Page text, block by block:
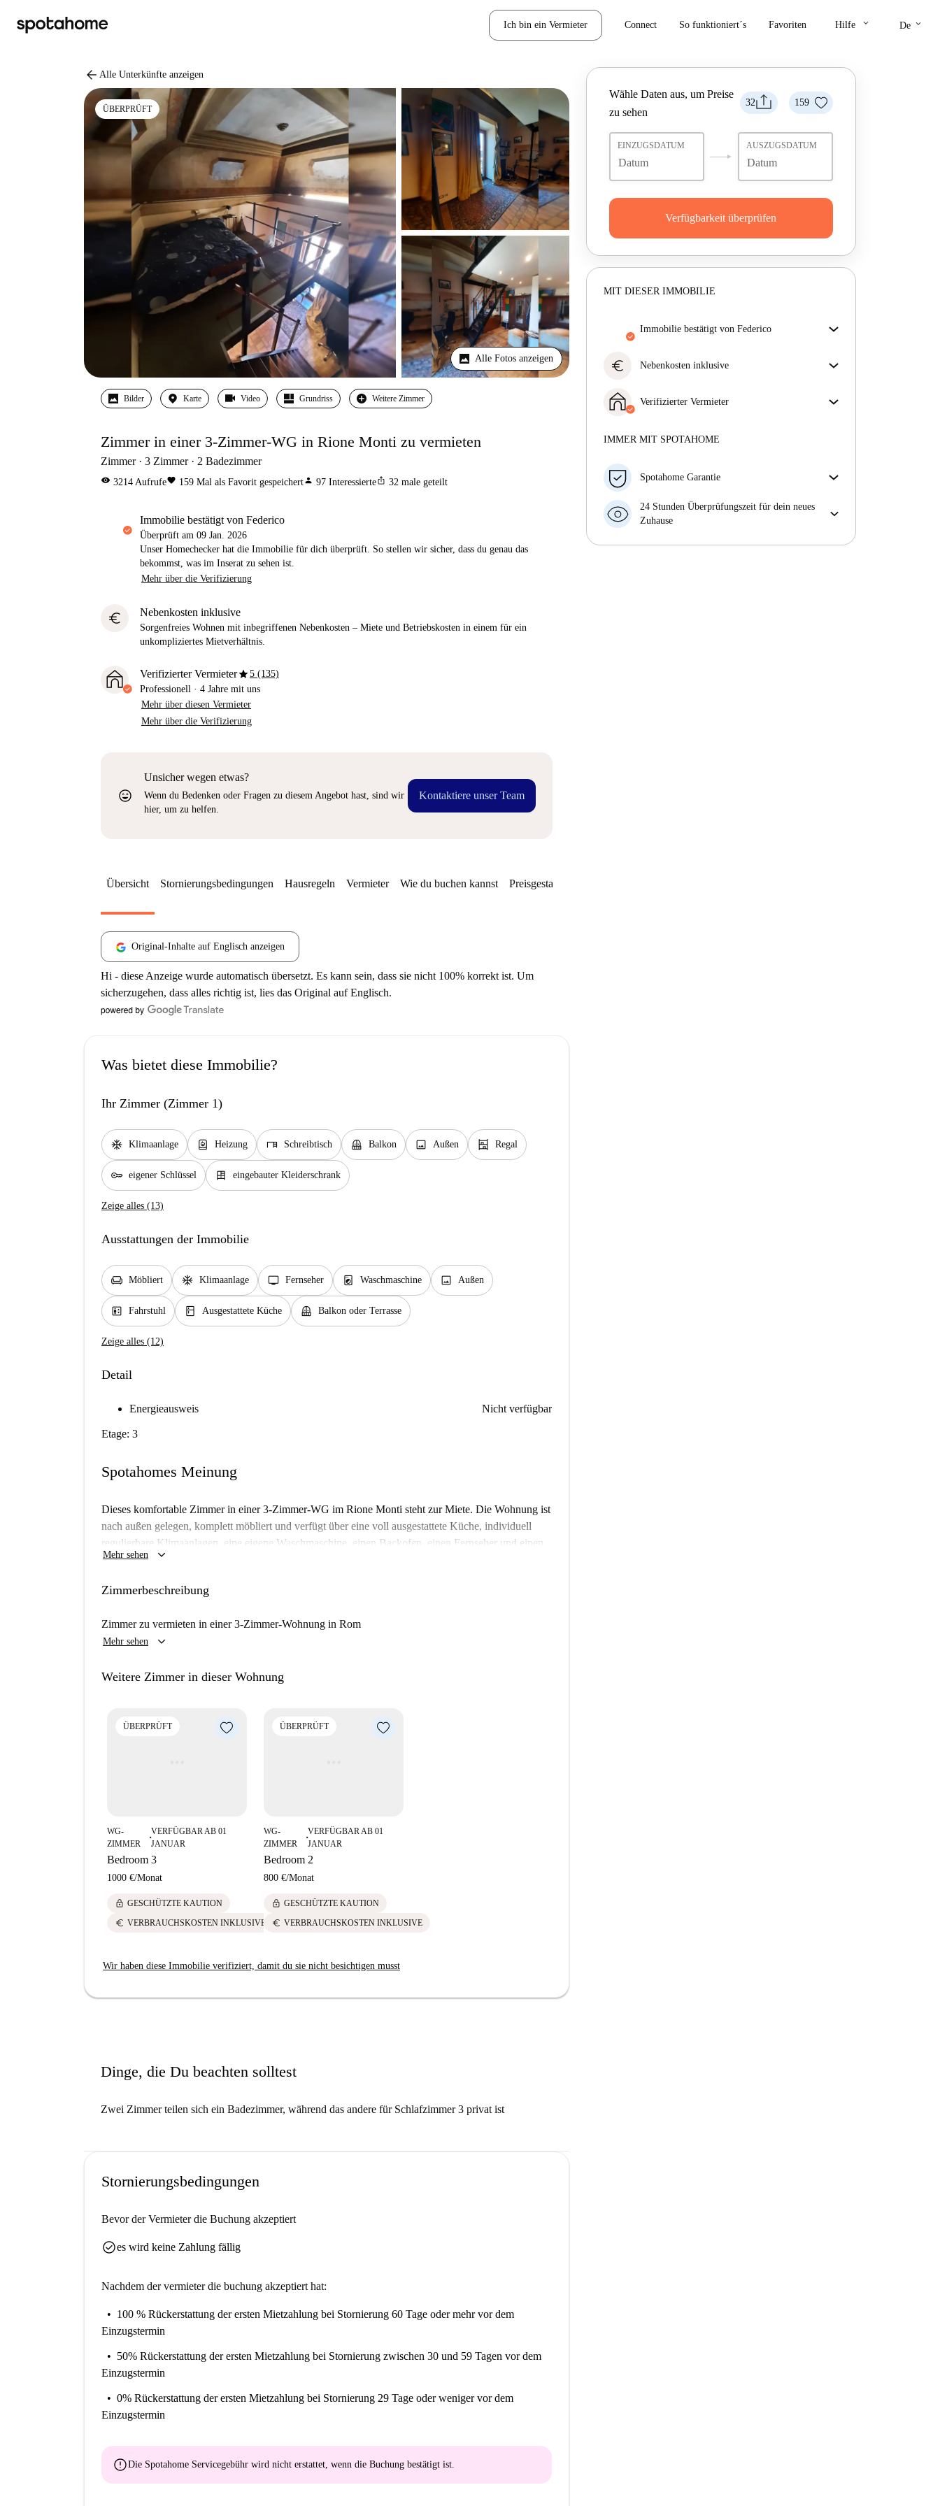
Ich bin ein Vermieter Connect So funktioniert´s Favoriten Hilfe keyboard_arrow_down De keyboard_arrow_down
arrow_back Alle Unterkünfte anzeigen
ÜBERPRÜFT
Alle Fotos anzeigen
Bilder Karte Video Grundriss Weitere Zimmer
Zimmer in einer 3-Zimmer-WG in Rione Monti zu vermieten
Zimmer 3 Zimmer 2 Badezimmer
visibility 3214 Aufrufefavorite 159 Mal als Favorit gespeichertperson 97 Interessierteios_share 32 male geteilt
Immobilie bestätigt von Federico
Überprüft am 09 Jan. 2026
Unser Homechecker hat die Immobilie für dich überprüft. So stellen wir sicher, dass du genau das
bekommst, was im Inserat zu sehen ist.
Mehr über die Verifizierung
euro Nebenkosten inklusive
Sorgenfreies Wohnen mit inbegriffenen Nebenkosten – Miete und Betriebskosten in einem für ein
unkompliziertes Mietverhältnis.
Verifizierter Vermieterstar5 (135)
Professionell · 4 Jahre mit uns
Mehr über diesen Vermieter
Mehr über die Verifizierung
sentiment_very_satisfied
Unsicher wegen etwas?
Wenn du Bedenken oder Fragen zu diesem Angebot hast, sind wir
hier, um zu helfen.
Kontaktiere unser Team
32 159
Wähle Daten aus, um Preise
zu sehen
EINZUGSDATUM AUSZUGSDATUM
Verfügbarkeit überprüfen
MIT DIESER IMMOBILIE
Immobilie bestätigt von Federico
überprüft. So stellen wir sicher, dass du genau das
Mehr über die Verifizierung
euro Nebenkosten inklusive
– Miete und Betriebskosten in einem für ein
unkompliziertes Mietverhältnis.
Verifizierter Vermieter
Mehr über diesen Vermieter
IMMER MIT SPOTAHOME
Spotahome Garantie
Falls der Vermieter deine Buchung kurzfristig
storniert, werden wir dir entweder A) ein Hotel
finden oder B) den gezahlten Betrag vollständig
24 Stunden Überprüfungszeit für dein neues
Zuhause
Übersicht Stornierungsbedingungen Hausregeln Vermieter Wie du buchen kannst Preisgestaltung
Original-Inhalte auf Englisch anzeigen
Hi - diese Anzeige wurde automatisch übersetzt. Es kann sein, dass sie nicht 100% korrekt ist. Um
sicherzugehen, dass alles richtig ist, lies das Original auf Englisch.
Was bietet diese Immobilie?
Ihr Zimmer (Zimmer 1)
ac_unit Klimaanlage water_heater Heizung desk Schreibtisch balcony Balkon image Außen shelves Regal
key eigener Schlüssel dresser eingebauter Kleiderschrank
Zeige alles (13)
Ausstattungen der Immobilie
chair Möbliert ac_unit Klimaanlage tv Fernseher local_laundry_service Waschmaschine image Außen
elevator Fahrstuhl kitchen Ausgestattete Küche balcony Balkon oder Terrasse
Zeige alles (12)
Detail
Energieausweis Nicht verfügbar
Etage: 3
Spotahomes Meinung
Dieses komfortable Zimmer in einer 3-Zimmer-WG im Rione Monti steht zur Miete. Die Wohnung ist
nach außen gelegen, komplett möbliert und verfügt über eine voll ausgestattete Küche, individuell
regulierbare Klimaanlagen, eine eigene Waschmaschine, einen Backofen, einen Fernseher und einen
schönen Balkon. Sie wurde außerdem von Spotahome persönlich geprüft, um Ihnen die Qualität und
Sehenswürdigkeiten. Attraktionen wie die Casa Bernini, die Statue von Bartolomé und der Obelisk
Esquilino sind nur wenige Gehminuten entfernt. Diese freundliche und gut erreichbare Lage ist von
Mehr sehen keyboard_arrow_down
Zimmerbeschreibung
Zimmer zu vermieten in einer 3-Zimmer-Wohnung in Rom
Mehr sehen keyboard_arrow_down
Weitere Zimmer in dieser Wohnung
ÜBERPRÜFT
WG-
ZIMMER
■
VERFÜGBAR AB 01
JANUAR
Bedroom 3
1000 €/Monat
lock GESCHÜTZTE KAUTION
euro VERBRAUCHSKOSTEN INKLUSIVE
ÜBERPRÜFT
WG-
ZIMMER
■
VERFÜGBAR AB 01
JANUAR
Bedroom 2
800 €/Monat
lock GESCHÜTZTE KAUTION
euro VERBRAUCHSKOSTEN INKLUSIVE
Wir haben diese Immobilie verifiziert, damit du sie nicht besichtigen musst
Dinge, die Du beachten solltest
Zwei Zimmer teilen sich ein Badezimmer, während das andere für Schlafzimmer 3 privat ist
Stornierungsbedingungen
Bevor der Vermieter die Buchung akzeptiert
check_circlees wird keine Zahlung fällig
Nachdem der vermieter die buchung akzeptiert hat:
100 % Rückerstattung der ersten Mietzahlung bei Stornierung 60 Tage oder mehr vor dem
Einzugstermin
50% Rückerstattung der ersten Mietzahlung bei Stornierung zwischen 30 und 59 Tagen vor dem
Einzugstermin
0% Rückerstattung der ersten Mietzahlung bei Stornierung 29 Tage oder weniger vor dem
Einzugstermin
errorDie Spotahome Servicegebühr wird nicht erstattet , wenn die Buchung bestätigt ist.